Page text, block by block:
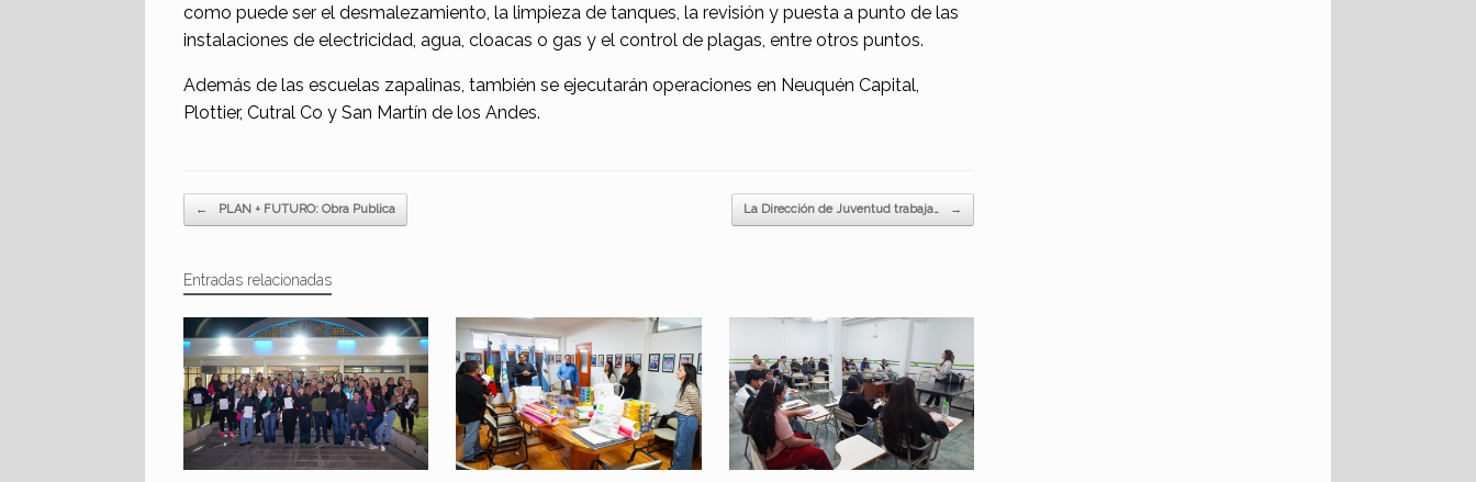
como puede ser el desmalezamiento, la limpieza de tanques, la revisión y puesta a punto de las
instalaciones de electricidad, agua, cloacas o gas y el control de plagas, entre otros puntos.
Además de las escuelas zapalinas, también se ejecutarán operaciones en Neuquén Capital,
Plottier, Cutral Co y San Martín de los Andes.
Navegador de artículos
← PLAN + FUTURO: Obra Publica La Dirección de Juventud trabaja… →
Entradas relacionadas